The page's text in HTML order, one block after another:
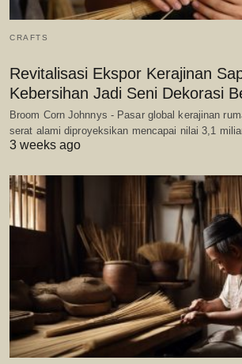
CRAFTS
Revitalisasi Ekspor Kerajinan
Kebersihan Jadi Seni Dekorasi
Broom Corn Johnnys - Pasar global kerajinan
serat alami diproyeksikan mencapai nilai 3,1
3 weeks ago